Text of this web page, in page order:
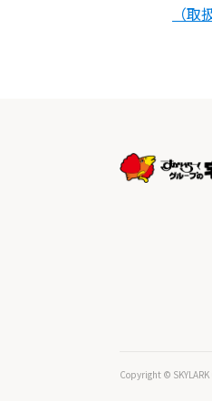
（取
Copyright ©